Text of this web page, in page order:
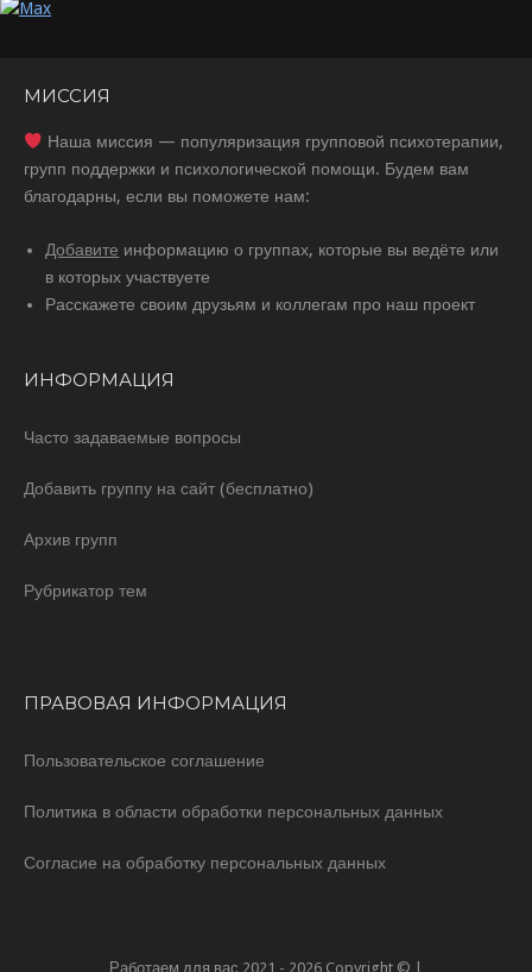
МИССИЯ
Наша миссия — популяризация групповой психотерапии,
групп поддержки и психологической помощи. Будем вам
благодарны, если вы поможете нам:
Добавите информацию о группах, которые вы ведёте или
в которых участвуете
Расскажете своим друзьям и коллегам про наш проект
ИНФОРМАЦИЯ
Часто задаваемые вопросы
Добавить группу на сайт (бесплатно)
Архив групп
Рубрикатор тем
ПРАВОВАЯ ИНФОРМАЦИЯ
Пользовательское соглашение
Политика в области обработки персональных данных
Согласие на обработку персональных данных
Работаем для вас 2021 - 2026 Copyright © |